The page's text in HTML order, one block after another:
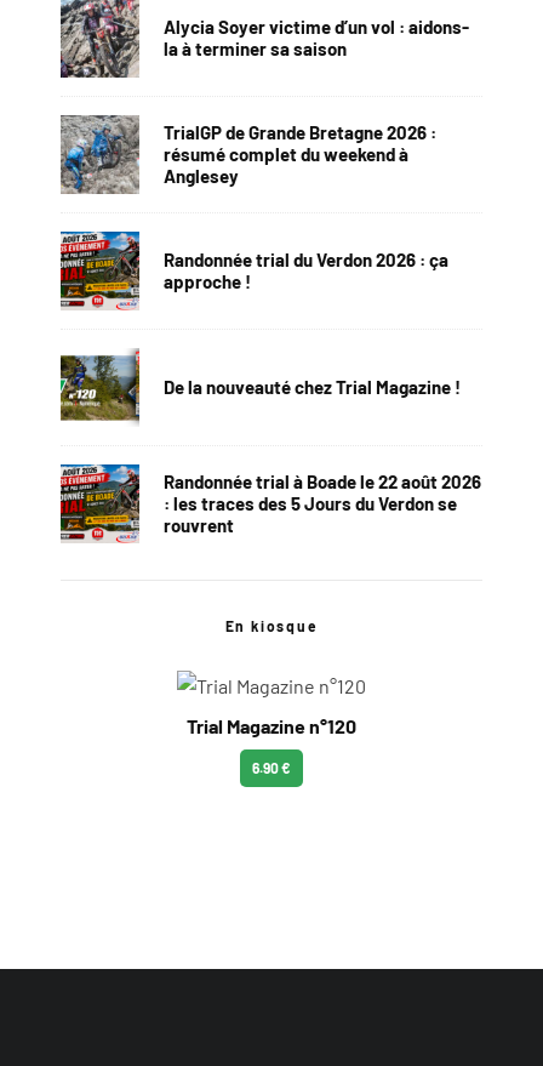
Alycia Soyer victime d’un vol : aidons-
la à terminer sa saison
TrialGP de Grande Bretagne 2026 :
résumé complet du weekend à
Anglesey
Randonnée trial du Verdon 2026 : ça
approche !
De la nouveauté chez Trial Magazine !
Randonnée trial à Boade le 22 août 2026
: les traces des 5 Jours du Verdon se
rouvrent
En kiosque
Trial Magazine n°120
6.90 €